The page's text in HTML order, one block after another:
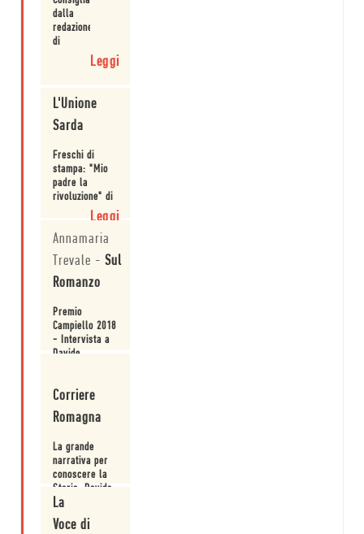
protagonisti
dei libri e
interroga tutti
«perché la
sennò la
dalla
redazione
di
Internazionale.
Leggi
L'Unione
Sarda
Freschi di
stampa: "Mio
padre la
rivoluzione" di
Leggi
Annamaria
Trevale - Sul
Romanzo
Premio
Campiello 2018
- Intervista a
Davide
Corriere
Romagna
La grande
narrativa per
conoscere la
Storia: Davide
Orecchio a
Ravenna.
La
Voce di